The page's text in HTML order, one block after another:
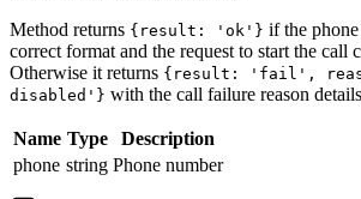
Method returns {result: 'ok'} if the
correct format and the request to start the call
Otherwise it returns {result: 'fail',
disabled'} with the call failure reason
Name Type
Description
phone string Phone number